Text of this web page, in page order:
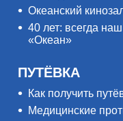
Океанский
40 лет: всегда
«Океан»
ПУТЁВКА
Как получить
Медицинские